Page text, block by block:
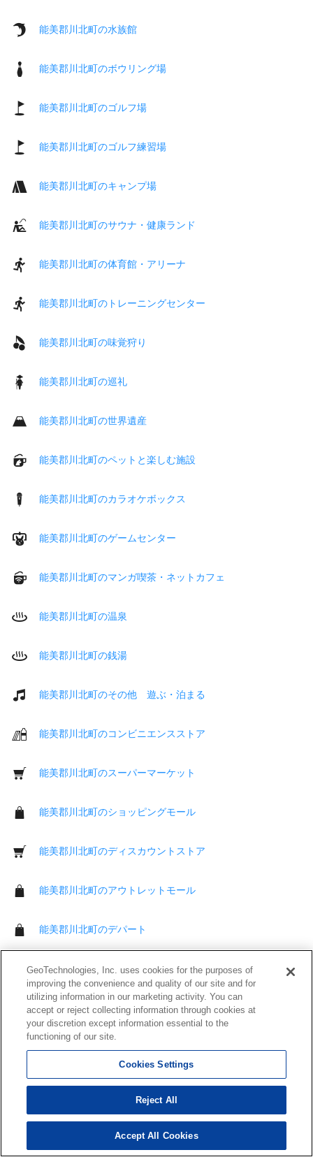
能美郡川北町の水族館
能美郡川北町のボウリング場
能美郡川北町のゴルフ場
能美郡川北町のゴルフ練習場
能美郡川北町のキャンプ場
能美郡川北町のサウナ・健康ランド
能美郡川北町の体育館・アリーナ
能美郡川北町のトレーニングセンター
能美郡川北町の味覚狩り
能美郡川北町の巡礼
能美郡川北町の世界遺産
能美郡川北町のペットと楽しむ施設
能美郡川北町のカラオケボックス
能美郡川北町のゲームセンター
能美郡川北町のマンガ喫茶・ネットカフェ
能美郡川北町の温泉
能美郡川北町の銭湯
能美郡川北町のその他 遊ぶ・泊まる
能美郡川北町のコンビニエンスストア
能美郡川北町のスーパーマーケット
能美郡川北町のショッピングモール
能美郡川北町のディスカウントストア
能美郡川北町のアウトレットモール
能美郡川北町のデパート
能美郡川北町の薬局
能美郡川北町の衣料品店
能美郡川北町のベビー用品店
能美郡川北町の家電店
GeoTechnologies, Inc. uses cookies for the purposes of
improving the convenience and quality of our site and for
utilizing information in our marketing activity. You can
accept or reject collecting information through cookies at
your discretion except information essential to the
functioning of our site.
Cookies Settings
Reject All
Accept All Cookies